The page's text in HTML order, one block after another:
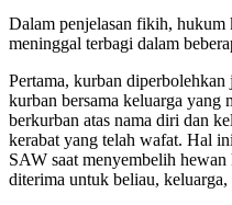
Dalam penjelasan fikih, hukum
meninggal terbagi dalam
Pertama, kurban
kurban bersama keluarga yang
berkurban atas nama diri dan
kerabat yang telah wafat. Hal
SAW saat menyembelih
diterima untuk beliau, keluarga,